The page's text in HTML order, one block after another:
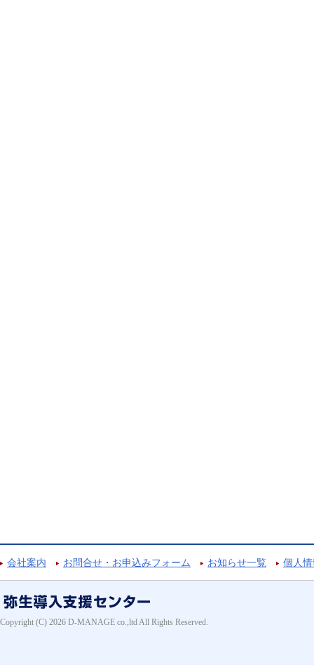
会社案内 お問合せ・お申込みフォーム お知らせ一覧 個人
Copyright (C) 2026 D-MANAGE co.,ltd All Rights Reserved.